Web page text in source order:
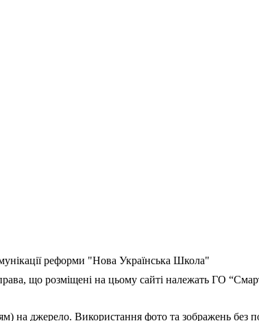
реформи "Нова Українська Школа"
що розміщені на цьому сайті належать ГО “Смарт
на джерело. Використання фото та зображень без